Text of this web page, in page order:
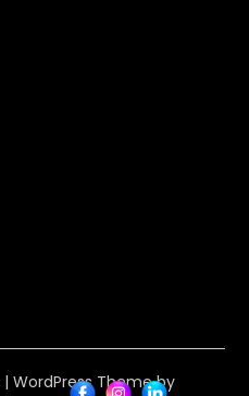
| WordPress Theme by